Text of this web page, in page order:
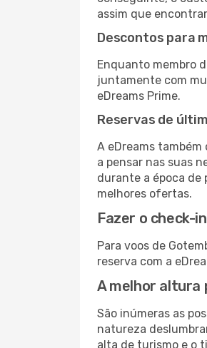
assim que
Descontos para
Enquanto membro
juntamente com
eDreams Prime.
Reservas de
A eDreams
a pensar nas suas
durante a época de
melhores ofertas.
Fazer o check-
Para voos de
reserva com a
A melhor altura
São inúmeras as
natureza
alta de turismo e o